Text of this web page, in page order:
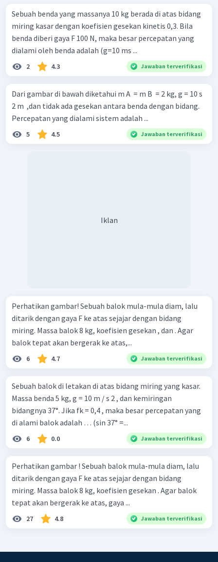
Sebuah benda yang massanya 10 kg berada di atas bidang
miring kasar dengan koefisien gesekan kinetis 0,3. Bila
benda diberi gaya F 100 N, maka besar percepatan yang
dialami oleh benda adalah (g=10 ms ...
2 4.3 Jawaban terverifikasi
Dari gambar di bawah diketahui m A ​ = m B ​ = 2 kg, g = 10 s
2 m ​ ,dan tidak ada gesekan antara benda dengan bidang.
Percepatan yang dialami sistem adalah ...
5 4.5 Jawaban terverifikasi
Iklan
Perhatikan gambar! Sebuah balok mula-mula diam, lalu
ditarik dengan gaya F ke atas sejajar dengan bidang
miring. Massa balok 8 kg, koefisien gesekan , dan . Agar
balok tepat akan bergerak ke atas,...
6 4.7 Jawaban terverifikasi
Sebuah balok di letakan di atas bidang miring yang kasar.
Massa benda 5 kg, g = 10 m / s 2 , dan kemiringan
bidangnya 37°. Jika fk = 0,4 , maka besar percepatan yang
di alami balok adalah … (sin 37° =...
6 0.0 Jawaban terverifikasi
Perhatikan gambar ! Sebuah balok mula-mula diam, lalu
ditarik dengan gaya F ke atas sejajar dengan bidang
miring. Massa balok 8 kg, koefisien gesekan . Agar balok
tepat akan bergerak ke atas, gaya ...
27 4.8 Jawaban terverifikasi